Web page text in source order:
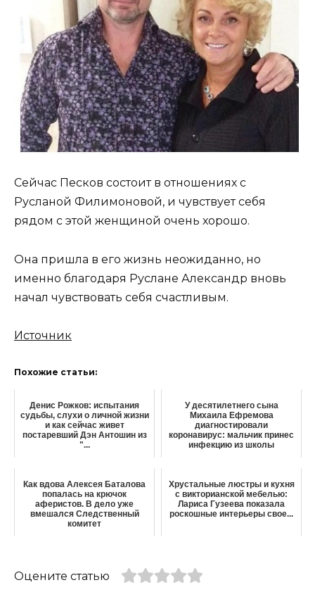
Сейчас Песков состоит в отношениях с
Русланой Филимоновой, и чувствует себя
рядом с этой женщиной очень хорошо.
Она пришла в его жизнь неожиданно, но
именно благодаря Руслане Александр вновь
начал чувствовать себя счастливым.
Источник
Похожие статьи:
Денис Рожков: испытания
судьбы, слухи о личной жизни
и как сейчас живет
постаревший Дэн Антошин из
"...
У десятилетнего сына
Михаила Ефремова
диагностировали
коронавирус: мальчик принес
инфекцию из школы
Как вдова Алексея Баталова
попалась на крючок
аферистов. В дело уже
вмешался Следственный
комитет
Хрустальные люстры и кухня
с викторианской мебелью:
Лариса Гузеева показала
роскошные интерьеры свое...
Оцените статью